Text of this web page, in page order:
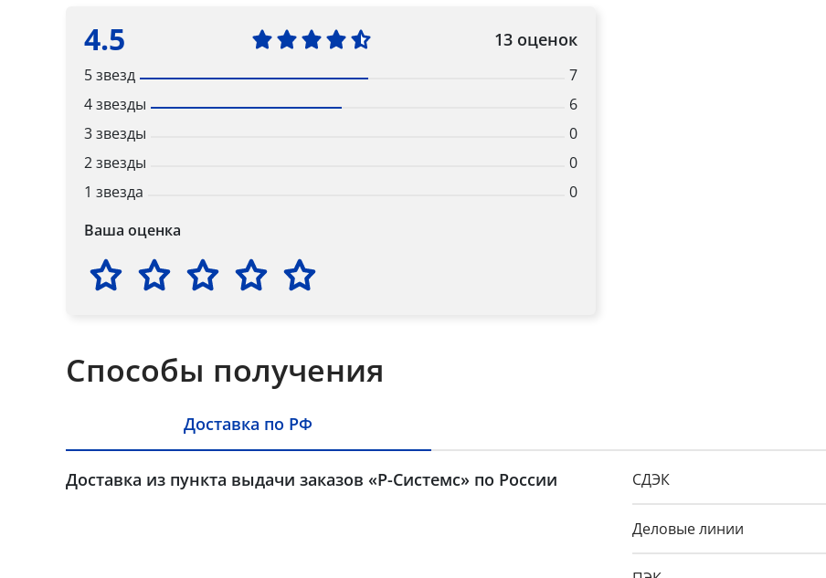
4.5 13 оценок
5 звезд
7
4 звезды
6
3 звезды
0
2 звезды
0
1 звезда
0
Ваша оценка
Способы получения
Доставка по РФ
Доставка из пункта выдачи заказов «Р-Системс» по России СДЭК
Деловые линии
Popup